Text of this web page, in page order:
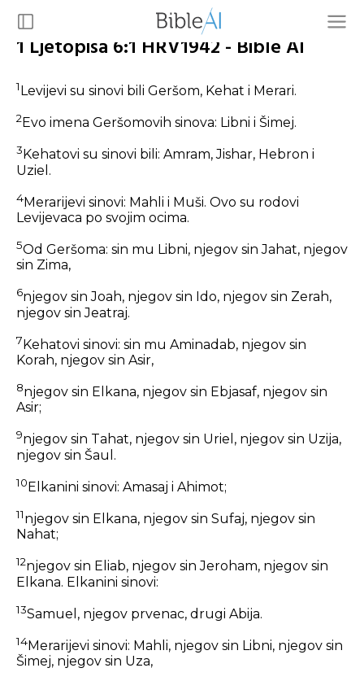
1 Ljetopisa 6:1 HRV1942 - Bible AI
1Levijevi su sinovi bili Geršom, Kehat i Merari.
2 Evo imena Geršomovih sinova: Libni i Šimej.
3 Kehatovi su sinovi bili: Amram, Jishar, Hebron i
Uziel.
4Merarijevi sinovi: Mahli i Muši. Ovo su rodovi
Levijevaca po svojim ocima.
5Od Geršoma: sin mu Libni, njegov sin Jahat, njegov
sin Zima,
6njegov sin Joah, njegov sin Ido, njegov sin Zerah,
njegov sin Jeatraj.
7Kehatovi sinovi: sin mu Aminadab, njegov sin
Korah, njegov sin Asir,
8njegov sin Elkana, njegov sin Ebjasaf, njegov sin
Asir;
9njegov sin Tahat, njegov sin Uriel, njegov sin Uzija,
njegov sin Šaul.
10Elkanini sinovi: Amasaj i Ahimot;
11njegov sin Elkana, njegov sin Sufaj, njegov sin
Nahat;
12njegov sin Eliab, njegov sin Jeroham, njegov sin
Elkana. Elkanini sinovi:
13Samuel, njegov prvenac, drugi Abija.
14Merarijevi sinovi: Mahli, njegov sin Libni, njegov sin
Šimej, njegov sin Uza,